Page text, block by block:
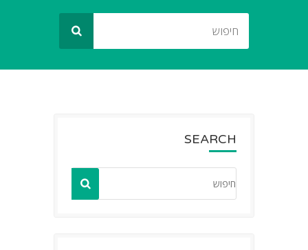
SEARCH